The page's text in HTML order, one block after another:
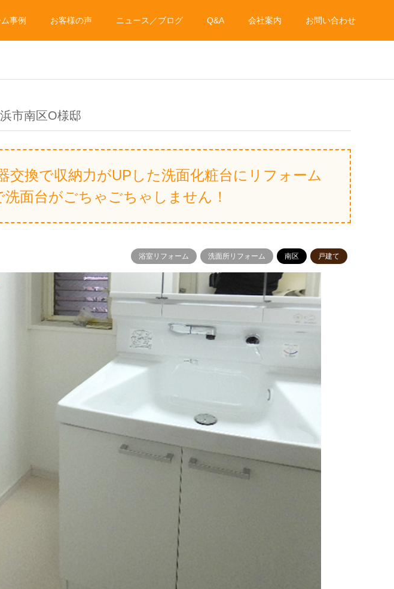
事例 お客様の声 ニュース／ブログ Q&A 会社案内 お問い合わせ
市南区O様邸
交換で収納力がUPした洗面化粧台にリフォーム
洗面台がごちゃごちゃしません！
浴室リフォーム 洗面所リフォーム 南区 戸建て